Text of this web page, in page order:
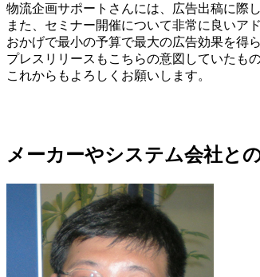
物流企画サポートさんには、広告出稿に際
また、セミナー開催について非常に良いア
おかげで最小の予算で最大の広告効果を得
プレスリリースもこちらの意図していたも
これからもよろしくお願いします。
メーカーやシステム会社と